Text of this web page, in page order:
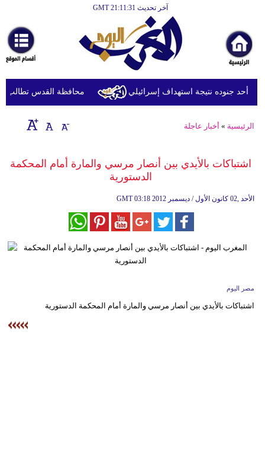
آخر تحديث GMT 21:11:31
أخبارعاجلة
رياضة
ثقافة
إقتصاد
وموسيقى
أخبار
محافظة القدس تطالب أحد جنوده نتيجة استهداف إسرائيلي
الرئيسية » أخبار عاجلة
اشتباكات بالأيدي بين أنصار مرسي والمارة أمام المحكمة
الدستورية
GMT 03:18 2012 الأحد ,02 كانون الأول / ديسمبر
مصر اليوم
اشتباكات بالأيدي بين أنصار مرسي والمارة أمام المحكمة الدستورية